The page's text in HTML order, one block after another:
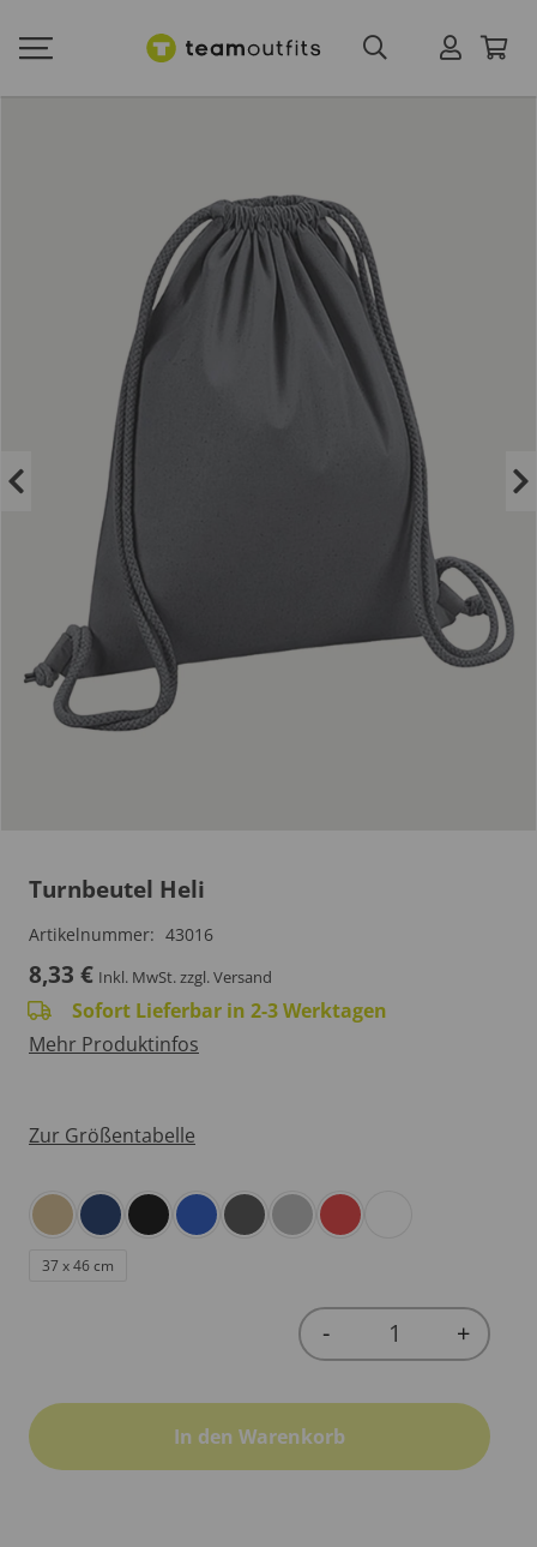
Turnbeutel Heli
Artikelnummer: 43016
8,33 € Inkl. MwSt.zzgl. Versand
Sofort Lieferbar in 2-3 Werktagen
Mehr Produktinfos
Zur Größentabelle
37 x 46 cm
Quantity
- +
In den Warenkorb